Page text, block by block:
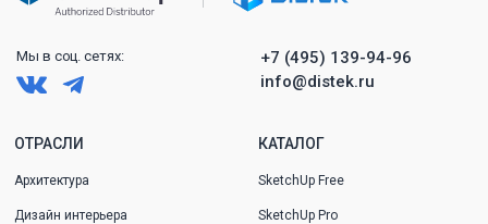
ОТРАСЛИ
Архитектура
Дизайн интерьера
КАТАЛОГ
SketchUp Free
SketchUp Pro
+7 (495) 139-94-96
info@distek.ru
Мы в соц. сетях: